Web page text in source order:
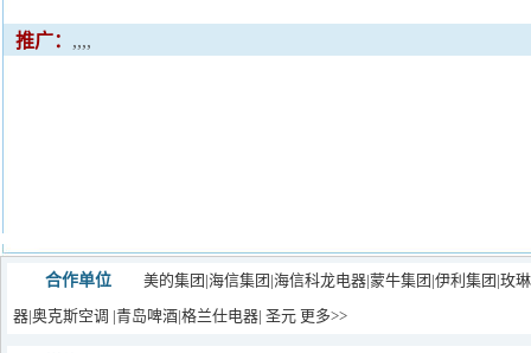
推广： ,,,,
合作单位 美的集团 |海信集团 |海信科龙电器|蒙牛集团|伊利集团 |玫
器|奥克斯空调 |青岛啤酒|格兰仕电器| 圣元 更多>>